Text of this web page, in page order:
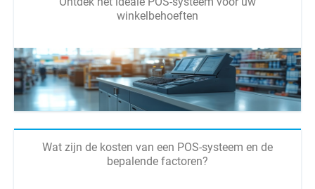
winkelbehoeften
Wat zijn de kosten van een POS-systeem en de
bepalende factoren?